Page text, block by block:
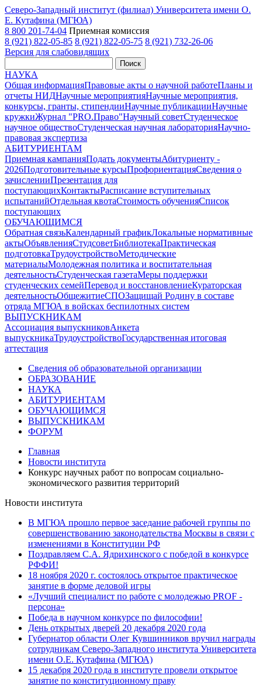
Северо-Западный институт (филиал) Университета имени О.
Е. Кутафина (МГЮА)
8 800 201-74-04 Приемная комиссия
8 (921) 822-05-85 8 (921) 822-05-75 8 (921) 732-26-06
Версия для слабовидящих
Поиск
НАУКА
Общая информацияПравовые акты о научной работеПланы и
отчеты НИДНаучные мероприятияНаучные мероприятия,
конкурсы, гранты, стипендииНаучные публикацииНаучные
кружкиЖурнал "PRO.Право"Научный советСтуденческое
научное обществоСтуденческая научная лабораторияНаучно-
правовая экспертиза
АБИТУРИЕНТАМ
Приемная кампанияПодать документыАбитуриенту -
2026Подготовительные курсыПрофориентацияСведения о
зачисленииПрезентация для
поступающихКонтактыРасписание вступительных
испытанийОтдельная квотаСтоимость обученияCписок
поступающих
ОБУЧАЮЩИМСЯ
Обратная связьКалендарный графикЛокальные нормативные
актыОбъявленияСтудсоветБиблиотекаПрактическая
подготовкаТрудоустройствоМетодические
материалыМолодежная политика и воспитательная
деятельностьСтуденческая газетаМеры поддержки
студенческих семейПеревод и восстановлениеКураторская
деятельностьОбщежитиеСПОЗащищай Родину в составе
отряда МГЮА в войсках беспилотных систем
ВЫПУСКНИКАМ
Ассоциация выпускниковАнкета
выпускникаТрудоустройствоГосударственная итоговая
аттестация
Сведения об образовательной организации
ОБРАЗОВАНИЕ
НАУКА
АБИТУРИЕНТАМ
ОБУЧАЮЩИМСЯ
ВЫПУСКНИКАМ
ФОРУМ
Главная
Новости института
Конкурс научных работ по вопросам социально-
экономического развития территорий
Новости института
В МГЮА прошло первое заседание рабочей группы по
совершенствованию законодательства Москвы в связи с
изменениями в Конституции РФ
Поздравляем С.А. Ядрихинского с победой в конкурсе
РФФИ!
18 ноября 2020 г. состоялось открытое практическое
занятие в форме деловой игры
«Лучший специалист по работе с молодежью PROF -
персона»
Победа в научном конкурсе по философии!
День открытых дверей 20 декабря 2020 года
Губернатор области Олег Кувшинников вручил награды
сотрудникам Северо-Западного института Университета
имени О.Е. Кутафина (МГЮА)
15 декабря 2020 года в институте провели открытое
занятие по конституционному праву